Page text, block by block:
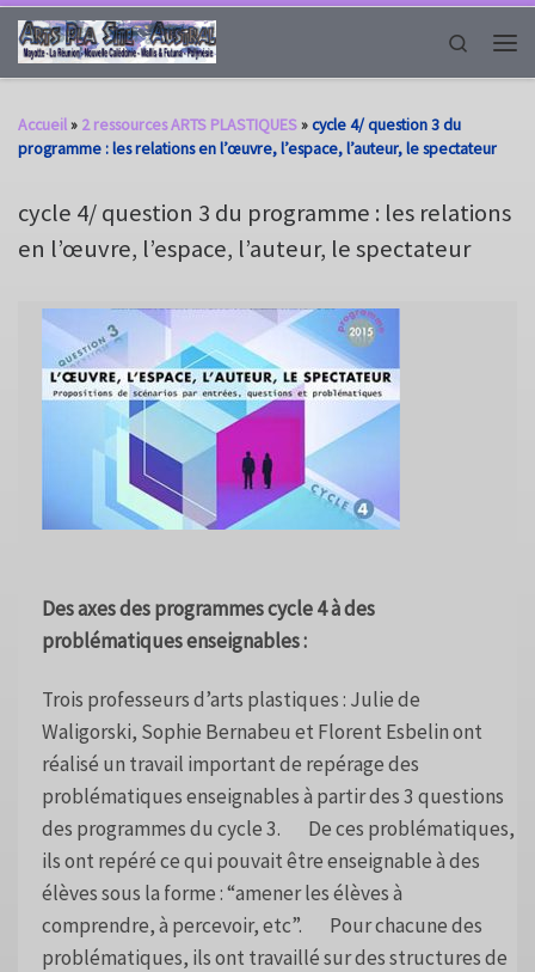
Passer au contenu
Search
Accueil» 2 ressources ARTS PLASTIQUES»cycle 4/ question 3 du
programme : les relations en l’œuvre, l’espace, l’auteur, le spectateur
cycle 4/ question 3 du programme : les relations
en l’œuvre, l’espace, l’auteur, le spectateur
Des axes des programmes cycle 4 à des
problématiques enseignables :
Trois professeurs d’arts plastiques : Julie de
Waligorski, Sophie Bernabeu et Florent Esbelin ont
réalisé un travail important de repérage des
problématiques enseignables à partir des 3 questions
des programmes du cycle 3. De ces problématiques,
ils ont repéré ce qui pouvait être enseignable à des
élèves sous la forme : “amener les élèves à
comprendre, à percevoir, etc”. Pour chacune des
problématiques, ils ont travaillé sur des structures de